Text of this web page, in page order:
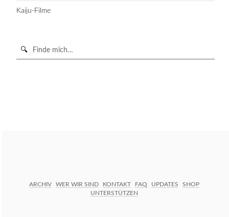
Kaiju-Filme
Suche
ARCHIV WER WIR SIND KONTAKT FAQ UPDATES
SHOP
UNTERSTÜTZEN